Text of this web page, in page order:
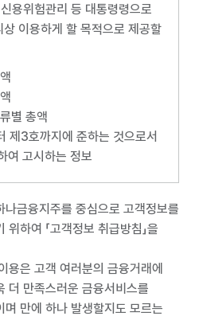
용위험관리 등 대통령령으로
이용하게 할 목적으로 제공할
별 총액
제3호까지에 준하는 것으로서
여 고시하는 정보
금융지주를 중심으로 고객정보를
하여 「고객정보 취급방침」을
용은 고객 여러분의 금융거래에
더 만족스러운 금융서비스를
만에 하나 발생할지도 모르는